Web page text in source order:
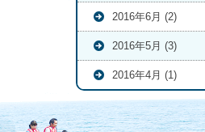
2016年6月 (2)
2016年5月 (3)
2016年4月 (1)